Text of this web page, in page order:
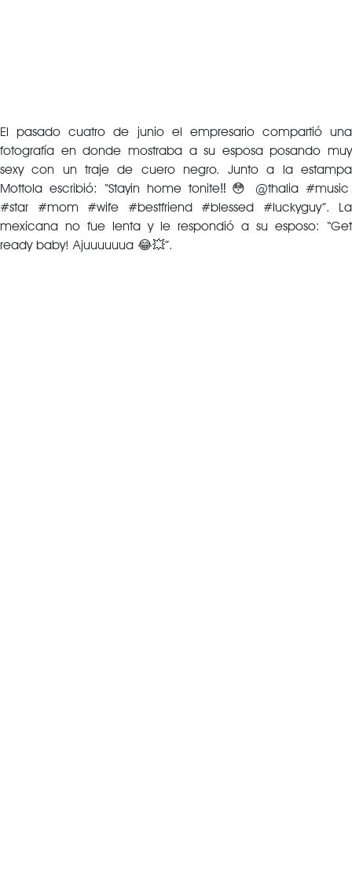
El pasado cuatro de junio el empresario compartió una
fotografía en donde mostraba a su esposa posando muy
sexy con un traje de cuero negro. Junto a la estampa
Mottola escribió: “Stayin home tonite‼️😳 @thalia #music
#star #mom #wife #bestfriend #blessed #luckyguy”. La
mexicana no fue lenta y le respondió a su esposo: “Get
ready baby! Ajuuuuuua 😂💥”.